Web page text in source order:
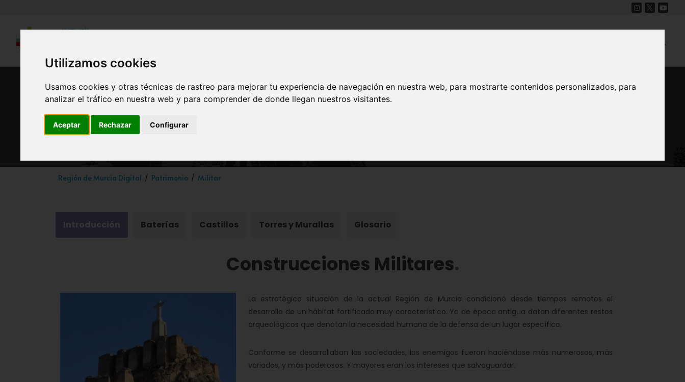
Utilizamos cookies
Usamos cookies y otras técnicas de rastreo para mejorar tu experiencia de navegación en nuestra web, para mostrarte contenidos personalizados, para
analizar el tráfico en nuestra web y para comprender de donde llegan nuestros visitantes.
Aceptar Rechazar Configurar
PATRIMONIO
Región de Murcia Digital Patrimonio Militar
Introducción Baterías Castillos Torres y Murallas Glosario
Construcciones Militares
La estratégica situación de la actual Región de Murcia condicionó desde tiempos remotos el
desarrollo de un hábitat fortificado muy característico. Ya de época antigua datan diferentes restos
arqueológicos que denotan la necesidad humana de la defensa de un lugar específico.
Conforme se desarrollaban las sociedades, los enemigos fueron haciéndose más numerosos, más
variados, y más poderosos. Y mayores eran los intereses que salvaguardar.